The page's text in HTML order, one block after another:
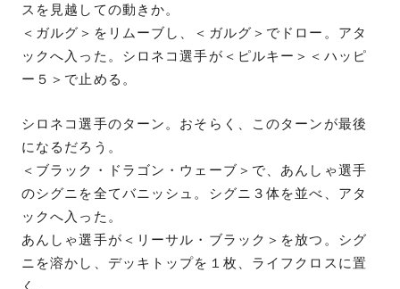
スを見越しての動きか。
＜ガルグ＞をリムーブし、＜ガルグ＞でドロー。アタ
ックへ入った。シロネコ選手が＜ピルキー＞＜ハッピ
ー５＞で止める。
シロネコ選手のターン。おそらく、このターンが最後
になるだろう。
＜ブラック・ドラゴン・ウェーブ＞で、あんしゃ選手
のシグニを全てバニッシュ。シグニ３体を並べ、アタ
ックへ入った。
あんしゃ選手が＜リーサル・ブラック＞を放つ。シグ
ニを溶かし、デッキトップを１枚、ライフクロスに置